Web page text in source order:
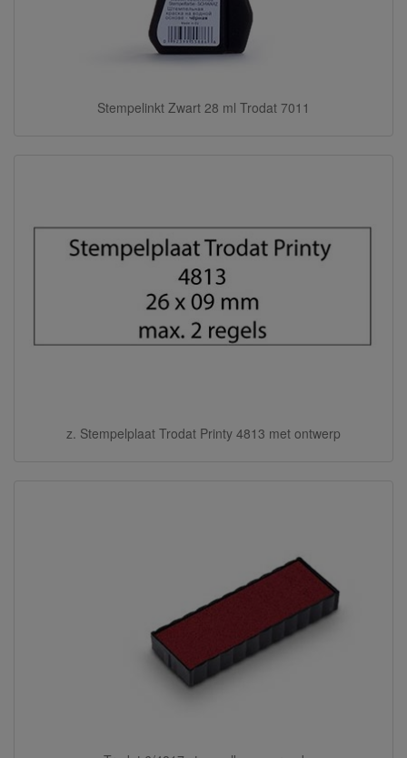
Stempelinkt Zwart 28 ml Trodat 7011
z. Stempelplaat Trodat Printy 4813 met ontwerp